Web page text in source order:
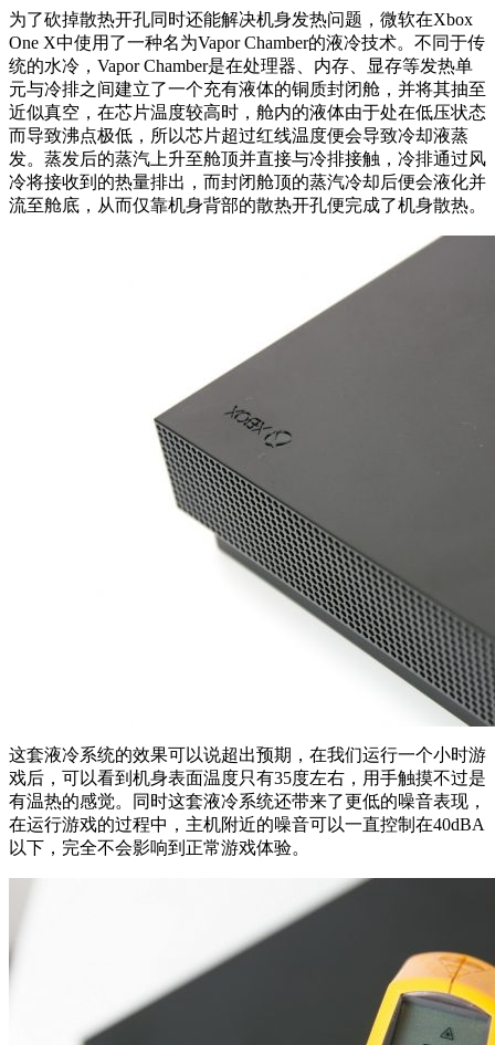
为了砍掉散热开孔同时还能解决机身发热问题，微软在Xbox
One X中使用了一种名为Vapor Chamber的液冷技术。不同于传
统的水冷，Vapor Chamber是在处理器、内存、显存等发热单
元与冷排之间建立了一个充有液体的铜质封闭舱，并将其抽至
近似真空，在芯片温度较高时，舱内的液体由于处在低压状态
而导致沸点极低，所以芯片超过红线温度便会导致冷却液蒸
发。蒸发后的蒸汽上升至舱顶并直接与冷排接触，冷排通过风
冷将接收到的热量排出，而封闭舱顶的蒸汽冷却后便会液化并
流至舱底，从而仅靠机身背部的散热开孔便完成了机身散热。
这套液冷系统的效果可以说超出预期，在我们运行一个小时游
戏后，可以看到机身表面温度只有35度左右，用手触摸不过是
有温热的感觉。同时这套液冷系统还带来了更低的噪音表现，
在运行游戏的过程中，主机附近的噪音可以一直控制在40dBA
以下，完全不会影响到正常游戏体验。